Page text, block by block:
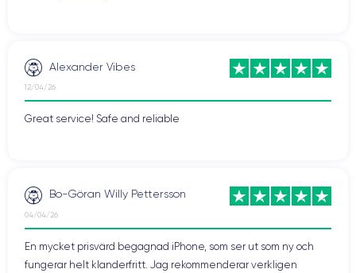
Alexander Vibes
12/04/26
Great service! Safe and reliable
Bo-Göran Willy Pettersson
04/04/26
En mycket prisvärd begagnad iPhone, som ser ut som ny och
fungerar helt klanderfritt. Jag rekommenderar verkligen